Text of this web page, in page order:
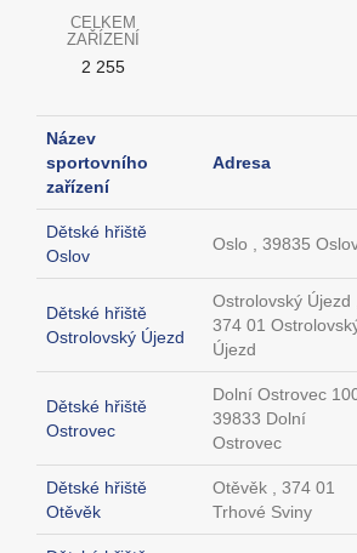
CELKEM
ZAŘÍZENÍ
2 255
Název
sportovního
zařízení
Adresa
Dětské hřiště
Oslov
Oslo , 39835
Dětské hřiště
Ostrolovský Újezd
Ostrolovský Újezd
374 01
Újezd
Dětské hřiště
Ostrovec
Dolní Ostrovec
39833 Dolní
Ostrovec
Dětské hřiště
Otěvěk
Otěvěk , 374 01
Trhové Sviny